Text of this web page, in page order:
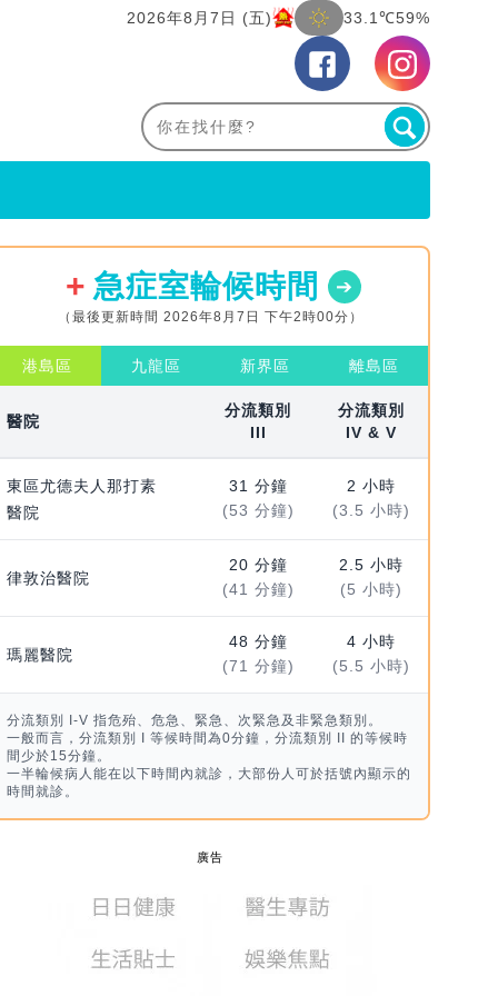
2026年8月7日 (五) 33.1℃59%
急症室輪候時間
（最後更新時間 2026年8月7日 下午2時00分）
港島區 九龍區 新界區 離島區
醫院
分流類別
III
分流類別
IV & V
東區尤德夫人那打素
醫院
31 分鐘
(53 分鐘)
2 小時
(3.5 小時)
律敦治醫院
20 分鐘
(41 分鐘)
2.5 小時
(5 小時)
瑪麗醫院
48 分鐘
(71 分鐘)
4 小時
(5.5 小時)
分流類別 I-V 指危殆、危急、緊急、次緊急及非緊急類別。
一般而言，分流類別 I 等候時間為0分鐘，分流類別 II 的等候時
間少於15分鐘。
一半輪候病人能在以下時間內就診，大部份人可於括號內顯示的
時間就診。
廣告